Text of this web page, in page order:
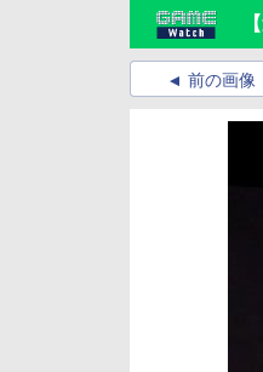
前の画像